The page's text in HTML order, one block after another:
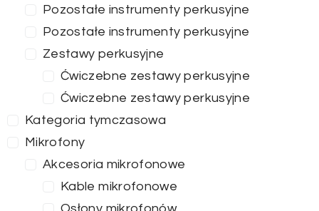
Pozostałe instrumenty perkusyjne
Pozostałe instrumenty perkusyjne
Zestawy perkusyjne
Ćwiczebne zestawy perkusyjne
Ćwiczebne zestawy perkusyjne
Kategoria tymczasowa
Mikrofony
Akcesoria mikrofonowe
Kable mikrofonowe